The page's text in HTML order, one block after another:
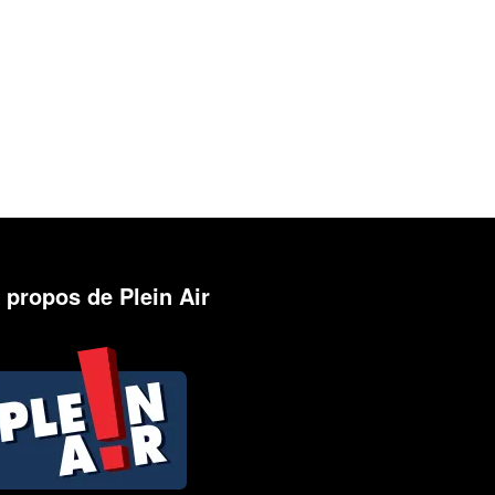
propos de Plein Air